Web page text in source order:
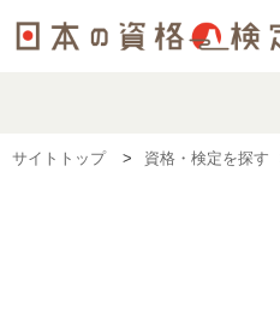
サイトトップ 資格・検定を探す